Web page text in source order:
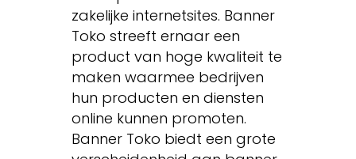
zakelijke internetsites. Banner
Toko streeft ernaar een
product van hoge kwaliteit te
maken waarmee bedrijven
hun producten en diensten
online kunnen promoten.
Banner Toko biedt een grote